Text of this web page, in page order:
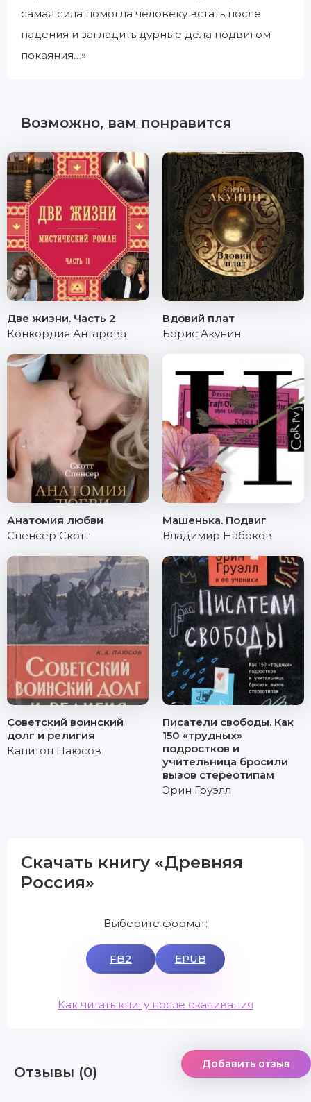
самая сила помогла человеку встать после
падения и загладить дурные дела подвигом
покаяния…»
Возможно, вам понравится
Две жизни. Часть 2
Конкордия Антарова
Вдовий плат
Борис Акунин
Анатомия любви
Спенсер Скотт
Машенька. Подвиг
Владимир Набоков
Советский воинский
долг и религия
Капитон Паюсов
Писатели свободы. Как
150 «трудных»
подростков и
учительница бросили
вызов стереотипам
Эрин Груэлл
Скачать книгу «Древняя
Россия»
Выберите формат:
FB2 EPUB
Как читать книгу после скачивания
Отзывы (0) Добавить отзыв